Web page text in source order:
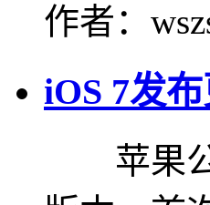
作者：
iOS 7发
苹果公